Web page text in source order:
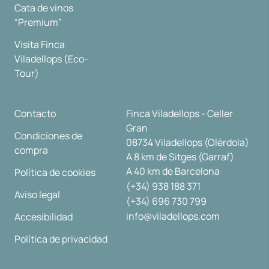
Cata de vinos
“Premium”
Visita Finca
Viladellops (Eco-
Tour)
Contacto
Condiciones de
compra
Política de cookies
Aviso legal
Accesibilidad
Política de privacidad
Finca Viladellops - Celler
Gran
08734 Viladellops (Olèrdola)
A 8 km de Sitges (Garraf)
A 40 km de Barcelona
(+34) 938 188 371
(+34) 696 730 799
info@viladellops.com